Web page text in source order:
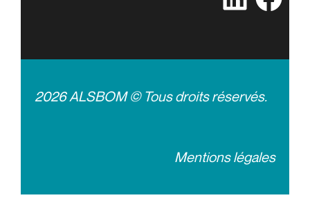
2026 ALSBOM © Tous droits réservés.
Mentions légales